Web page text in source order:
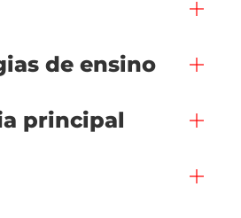
de ensino
principal